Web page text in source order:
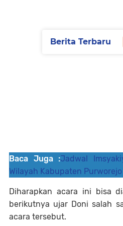
Baca Juga :Jadwal
Wilayah Kabupaten Purworejo
Diharapkan acara ini bisa
berikutnya ujar Doni salah
acara tersebut.
Berita Terbaru